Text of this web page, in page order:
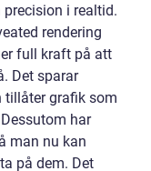
i realtid.
rendering
full kraft på att
Det sparar
tillåter grafik som
har
man nu kan
på dem. Det